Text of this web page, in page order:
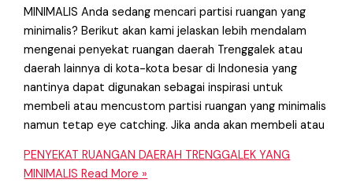
MINIMALIS Anda sedang mencari partisi ruangan yang
minimalis? Berikut akan kami jelaskan lebih mendalam
mengenai penyekat ruangan daerah Trenggalek atau
daerah lainnya di kota-kota besar di Indonesia yang
nantinya dapat digunakan sebagai inspirasi untuk
membeli atau mencustom partisi ruangan yang minimalis
namun tetap eye catching. Jika anda akan membeli atau
PENYEKAT RUANGAN DAERAH TRENGGALEK YANG
MINIMALIS Read More »